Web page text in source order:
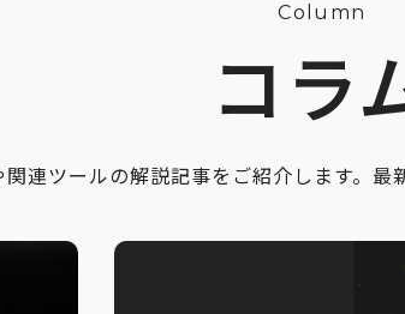
Column
コラ
関連ツールの解説記事をご紹介します。最